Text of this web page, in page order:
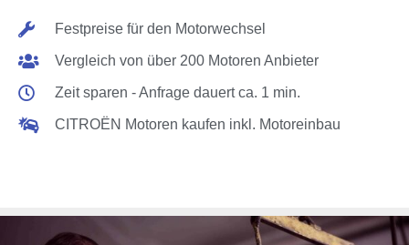
Festpreise für den Motorwechsel
Vergleich von über 200 Motoren Anbieter
Zeit sparen - Anfrage dauert ca. 1 min.
CITROËN Motoren kaufen inkl. Motoreinbau